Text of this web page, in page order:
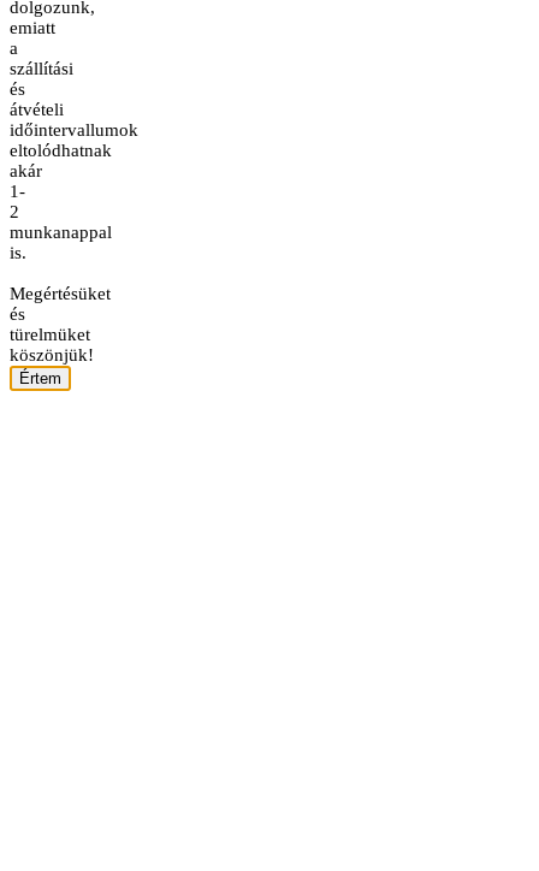
dolgozunk,
emiatt
a
szállítási
és
átvételi
időintervallumok
eltolódhatnak
akár
1-
2
munkanappal
is.
Megértésüket
és
türelmüket
köszönjük!
Értem